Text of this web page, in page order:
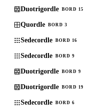
Duotrigordle BORD 15
Quordle BORD 3
Sedecordle BORD 16
Sedecordle BORD 9
Duotrigordle BORD 9
Duotrigordle BORD 19
Sedecordle BORD 6